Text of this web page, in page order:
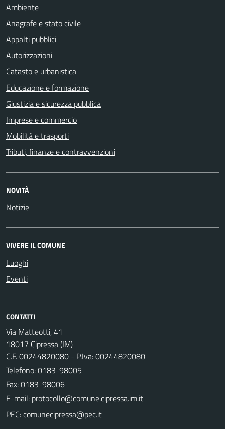
Ambiente
Anagrafe e stato civile
Appalti pubblici
Autorizzazioni
Catasto e urbanistica
Educazione e formazione
Giustizia e sicurezza pubblica
Imprese e commercio
Mobilità e trasporti
Tributi, finanze e contravvenzioni
NOVITÀ
Notizie
VIVERE IL COMUNE
Luoghi
Eventi
CONTATTI
Via Matteotti, 41
18017 Cipressa (IM)
C.F. 00244820080 - P.Iva: 00244820080
Telefono:0183-98005
Fax: 0183-98006
E-mail:
PEC: